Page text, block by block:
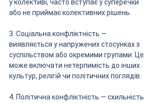
у колективі, часто вступає у суперечки
або не приймає колективних рішень.
3. Соціальна конфліктність —
виявляється у напружених стосунках з
суспільством або окремими групами. Це
може включати нетерпимість до інших
культур, релігій чи політичних поглядів.
4. Політична конфліктність — схильність